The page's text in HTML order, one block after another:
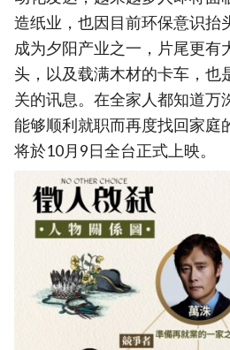
造纸业，也因目前环保意识抬
成为夕阳产业之一，片尾更有
头，以及载满木材的卡车，也
关的讯息。在全家人都知道万
能够顺利就职而再度找回家庭
将於10月9日全台正式上映。